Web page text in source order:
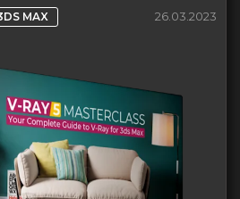
MAX 26.03.2023